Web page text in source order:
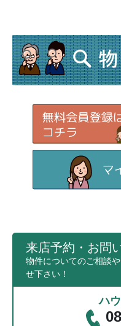
来店予約・お問
物件についてのご相談
せ下さい！
ハ